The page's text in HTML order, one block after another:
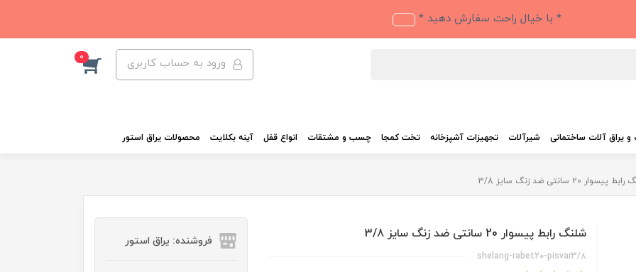
* با خیال راحت سفارش دهید *
ورود به حساب کاربری 0
و یراق آلات ساختمانی شیرآلات تجهیزات آشپزخانه تخت کمجا چسب و مشتقات انواع قفل آینه بکلایت محصولات یراق استور
پیسوار 20 سانتی ضد زنگ سایز 3/8
شلنگ رابط پیسوار 20 سانتی ضد زنگ سایز 3/8
shelang-rabet20-pisvar3/8
فروشنده: یراق استور